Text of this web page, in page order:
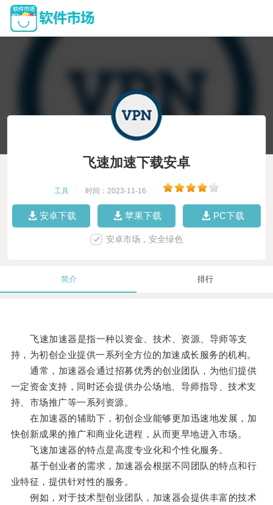
飞速加速下载安卓
工具 时间：2023-11-16
安卓下载 苹果下载 PC下载
安卓市场，安全绿色
简介 排行
飞速加速器是指一种以资金、技术、资源、导师等支
持，为初创企业提供一系列全方位的加速成长服务的机构。
通常，加速器会通过招募优秀的创业团队，为他们提供
一定资金支持，同时还会提供办公场地、导师指导、技术支
持、市场推广等一系列资源。
在加速器的辅助下，初创企业能够更加迅速地发展，加
快创新成果的推广和商业化进程，从而更早地进入市场。
飞速加速器的特点是高度专业化和个性化服务。
基于创业者的需求，加速器会根据不同团队的特点和行
业特征，提供针对性的服务。
例如，对于技术型创业团队，加速器会提供丰富的技术